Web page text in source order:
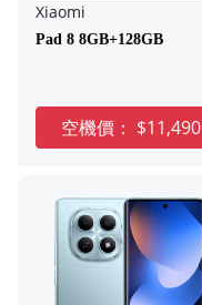
Xiaomi
Pad 8 8GB+128GB
空機價： $11,490